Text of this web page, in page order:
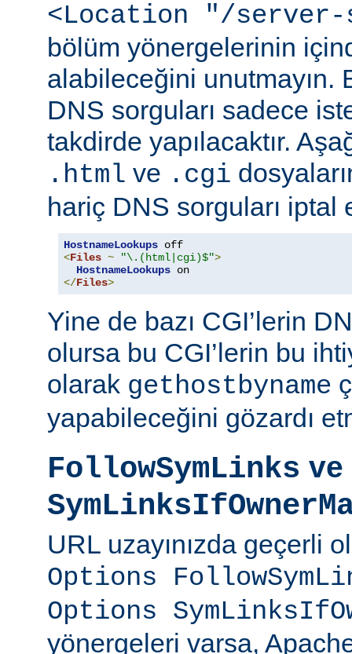
<Location "/
bölüm yönergelerinin
alabileceğini unutmayın.
DNS sorguları sadece
takdirde yapılacaktır.
.html ve .cgi
hariç DNS sorguları iptal
HostnameLookups
<Files ~ "\.(html|cgi)$">
HostnameLookups
</Files>
Yine de bazı CGI’lerin
olursa bu CGI’lerin bu
olarak gethostbyname
yapabileceğini gözardı
FollowSymLinks ve
URL uzayınızda geçerli
Options
Options
yönergeleri varsa,